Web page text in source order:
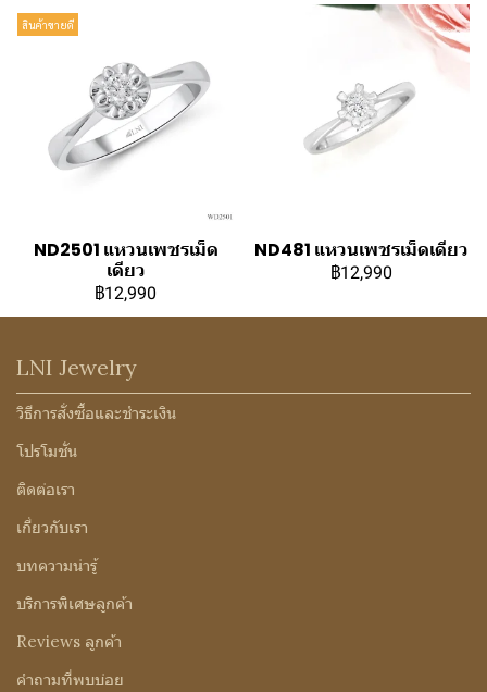
สินค้าขายดี
ND2501 แหวนเพชรเม็ด
เดียว
฿12,990
ND481 แหวนเพชรเม็ดเดียว
฿12,990
LNI Jewelry
วิธีการสั่งซื้อและชำระเงิน
โปรโมชั่น
ติดต่อเรา
เกี่ยวกับเรา
บทความน่ารู้
บริการพิเศษลูกค้า
Reviews ลูกค้า
คำถามที่พบบ่อย